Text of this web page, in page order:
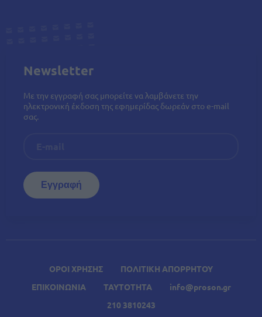
ΟΡΟΙ ΧΡΗΣΗΣ
ΠΟΛΙΤΙΚΗ ΑΠΟΡΡΗΤΟΥ
ΕΠΙΚΟΙΝΩΝΙΑ
ΤΑΥΤΟΤΗΤΑ
info@proson.gr
210 3810243
Newsletter
Με την εγγραφή σας μπορείτε να λαμβάνετε την
ηλεκτρονική έκδοση της εφημερίδας δωρεάν στο e-mail
σας.